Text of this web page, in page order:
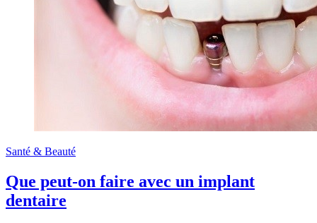
Santé & Beauté
Que peut-on faire avec un implant
dentaire